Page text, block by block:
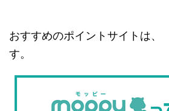
おすすめのポイントサイトは、
す。